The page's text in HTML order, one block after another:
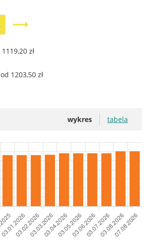
trending_flat
1119,20 zł
od 1203,50 zł
wykres tabela